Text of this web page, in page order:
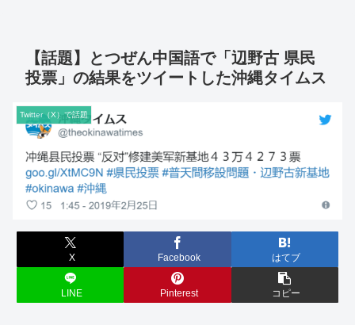
【話題】とつぜん中国語で「辺野古 県民
投票」の結果をツイートした沖縄タイムス
Twitter（X）で話題
X Facebook はてブ
LINE Pinterest コピー